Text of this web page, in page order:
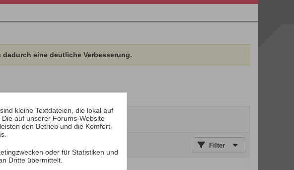
eine deutliche Verbesserung.
Filter
kleine Textdateien, die lokal auf
auf unserer Forums-Website
den Betrieb und die Komfort-
oder für Statistiken und
Dritte übermittelt.